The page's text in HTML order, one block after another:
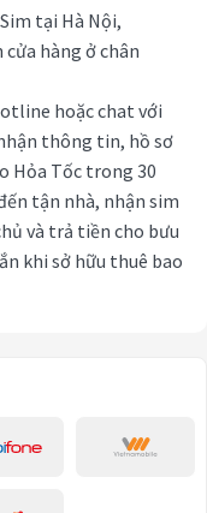
tại Hà Nội,
hàng ở chân
hoặc chat với
thông tin, hồ sơ
Hỏa Tốc trong 30
tận nhà, nhận sim
và trả tiền cho bưu
khi sở hữu thuê bao